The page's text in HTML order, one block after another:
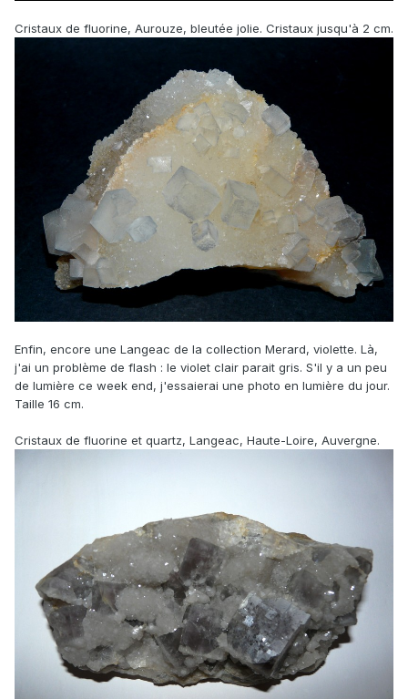
Cristaux de fluorine, Aurouze, bleutée jolie. Cristaux jusqu'à 2 cm.
Enfin, encore une Langeac de la collection Merard, violette. Là,
j'ai un problème de flash : le violet clair parait gris. S'il y a un peu
de lumière ce week end, j'essaierai une photo en lumière du jour.
Taille 16 cm.
Cristaux de fluorine et quartz, Langeac, Haute-Loire, Auvergne.